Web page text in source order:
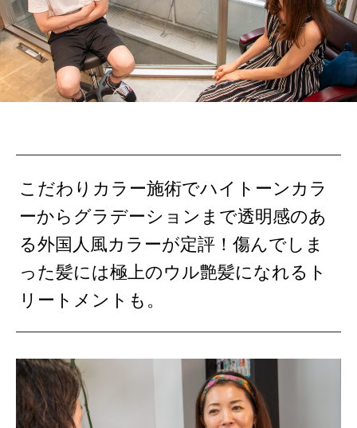
こだわりカラー施術でハイトーンカラ
ーからグラデーションまで透明感のあ
る外国人風カラーが定評！傷んでしま
った髪には極上のウル艶髪になれるト
リートメントも。